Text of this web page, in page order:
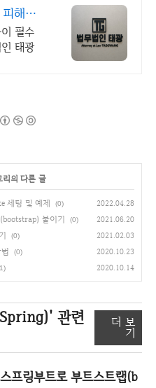
해금
필수
태광
의 다른 글
세팅 및 예제 (0) 2022.04.28
붙이기 (0) 2021.06.20
(0) 2021.02.03
(0) 2020.10.23
2020.10.14
관련
더 보
기
프링부트로 부트스트랩(b